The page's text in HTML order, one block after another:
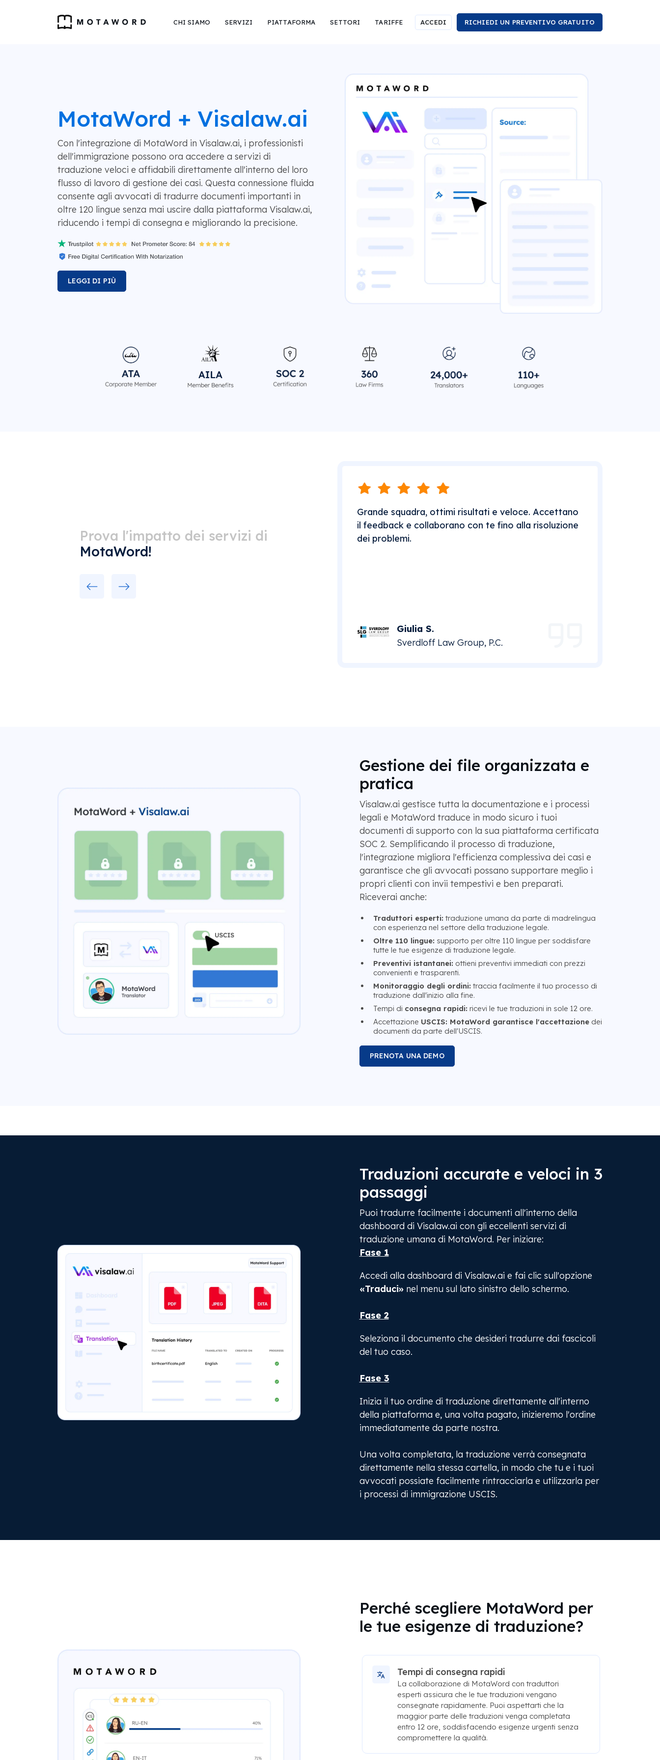
CHI SIAMO SERVIZI PIATTAFORMA SETTORI TARIFFE ACCEDI RICHIEDI UN PREVENTIVO GRATUITO
MotaWord + Visalaw.ai
Con l'integrazione di MotaWord in Visalaw.ai, i professionisti
dell'immigrazione possono ora accedere a servizi di
traduzione veloci e affidabili direttamente all'interno del loro
flusso di lavoro di gestione dei casi. Questa connessione fluida
consente agli avvocati di tradurre documenti importanti in
oltre 120 lingue senza mai uscire dalla piattaforma Visalaw.ai,
riducendo i tempi di consegna e migliorando la precisione.
LEGGI DI PIÙ
Prova l'impatto dei servizi di
MotaWord!
Grande squadra, ottimi risultati e veloce. Accettano
il feedback e collaborano con te fino alla risoluzione
dei problemi.
Giulia S.
Sverdloff Law Group, P.C.
Gestione dei file organizzata e
pratica
Visalaw.ai gestisce tutta la documentazione e i processi
legali e MotaWord traduce in modo sicuro i tuoi
documenti di supporto con la sua piattaforma certificata
SOC 2. Semplificando il processo di traduzione,
l'integrazione migliora l'efficienza complessiva dei casi e
garantisce che gli avvocati possano supportare meglio i
propri clienti con invii tempestivi e ben preparati.
Riceverai anche:
Traduttori esperti: traduzione umana da parte di madrelingua
con esperienza nel settore della traduzione legale.
Oltre 110 lingue: supporto per oltre 110 lingue per soddisfare
tutte le tue esigenze di traduzione legale.
Preventivi istantanei: ottieni preventivi immediati con prezzi
convenienti e trasparenti.
Monitoraggio degli ordini: traccia facilmente il tuo processo di
traduzione dall'inizio alla fine.
Tempi di consegna rapidi: ricevi le tue traduzioni in sole 12 ore.
Accettazione USCIS: MotaWord garantisce l'accettazionedei
documenti da parte dell'USCIS.
PRENOTA UNA DEMO
Traduzioni accurate e veloci in 3
passaggi
Puoi tradurre facilmente i documenti all'interno della
dashboard di Visalaw.ai con gli eccellenti servizi di
traduzione umana di MotaWord. Per iniziare:
Fase 1
Accedi alla dashboard di Visalaw.ai e fai clic sull'opzione
«Traduci»nel menu sul lato sinistro dello schermo.
Fase 2
Seleziona il documento che desideri tradurre dai fascicoli
del tuo caso.
Fase 3
Inizia il tuo ordine di traduzione direttamente all'interno
della piattaforma e, una volta pagato, inizieremo l'ordine
immediatamente da parte nostra.
Una volta completata, la traduzione verrà consegnata
direttamente nella stessa cartella, in modo che tu e i tuoi
avvocati possiate facilmente rintracciarla e utilizzarla per
i processi di immigrazione USCIS.
Perché scegliere MotaWord per
le tue esigenze di traduzione?
Tempi di consegna rapidi
La collaborazione di MotaWord con traduttori
esperti assicura che le tue traduzioni vengano
consegnate rapidamente. Puoi aspettarti che la
maggior parte delle traduzioni venga completata
entro 12 ore, soddisfacendo esigenze urgenti senza
compromettere la qualità.